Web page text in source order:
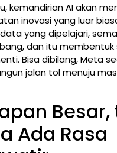
kemandirian AI akan
inovasi yang luar
yang dipelajari,
dan itu membentuk
Bisa dibilang, Meta
jalan tol menuju
Ada Rasa